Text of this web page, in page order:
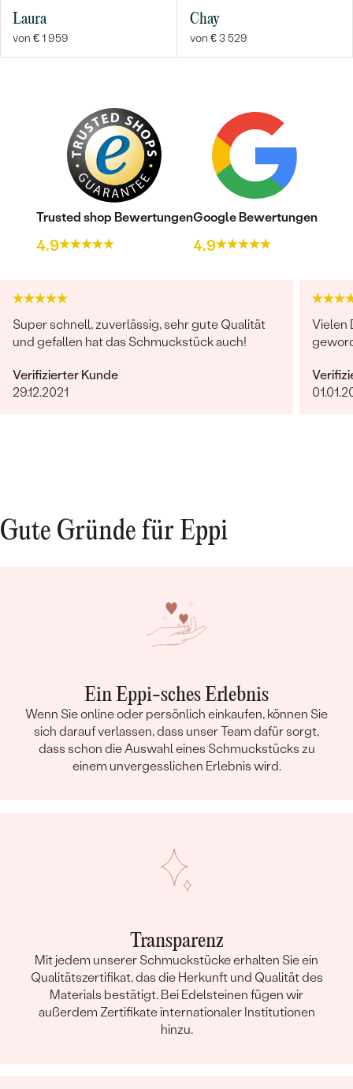
Laura
von € 1 959
Chay
von € 3 529
Trusted shop Bewertungen
4.9
Google Bewertungen
4.9
Super schnell, zuverlässig, sehr gute Qualität
und gefallen hat das Schmuckstück auch!
Verifizierter Kunde
29.12.2021
Vielen
Gute Gründe für Eppi
Ein Eppi-sches Erlebnis
Wenn Sie online oder persönlich einkaufen, können Sie
sich darauf verlassen, dass unser Team dafür sorgt,
dass schon die Auswahl eines Schmuckstücks zu
einem unvergesslichen Erlebnis wird.
Transparenz
Mit jedem unserer Schmuckstücke erhalten Sie ein
Qualitätszertifikat, das die Herkunft und Qualität des
Materials bestätigt. Bei Edelsteinen fügen wir
außerdem Zertifikate internationaler Institutionen
hinzu.